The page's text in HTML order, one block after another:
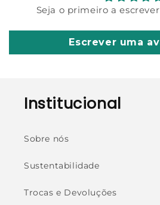
Seja o primeiro a
Escrever uma
Institucional
Sobre nós
Sustentabilidade
Trocas e Devoluções